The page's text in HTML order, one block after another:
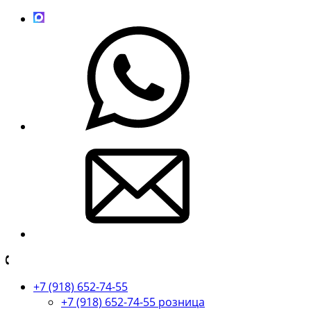
+7 (918) 652-74-55
+7 (918) 652-74-55 розница